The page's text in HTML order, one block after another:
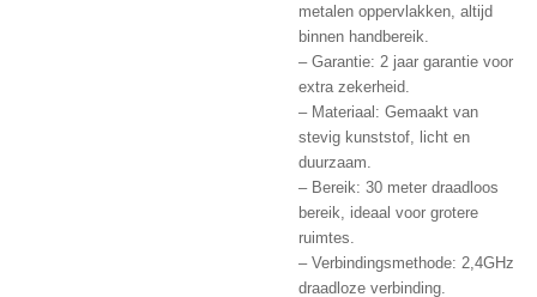
metalen oppervlakken, altijd
binnen handbereik.
– Garantie: 2 jaar garantie voor
extra zekerheid.
– Materiaal: Gemaakt van
stevig kunststof, licht en
duurzaam.
– Bereik: 30 meter draadloos
bereik, ideaal voor grotere
ruimtes.
– Verbindingsmethode: 2,4GHz
draadloze verbinding.